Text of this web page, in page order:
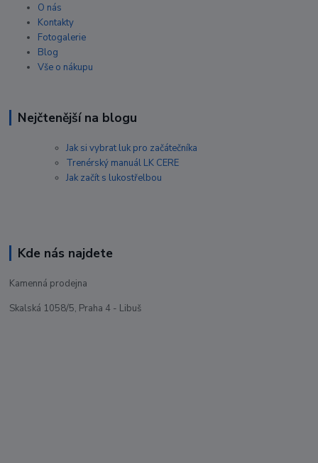
O nás
Kontakty
Fotogalerie
Blog
Vše o nákupu
Nejčtenější na blogu
Jak si vybrat luk pro začátečníka
Trenérský manuál LK CERE
Jak začít s lukostřelbou
Kde nás najdete
Kamenná prodejna
Skalská 1058/5, Praha 4 - Libuš